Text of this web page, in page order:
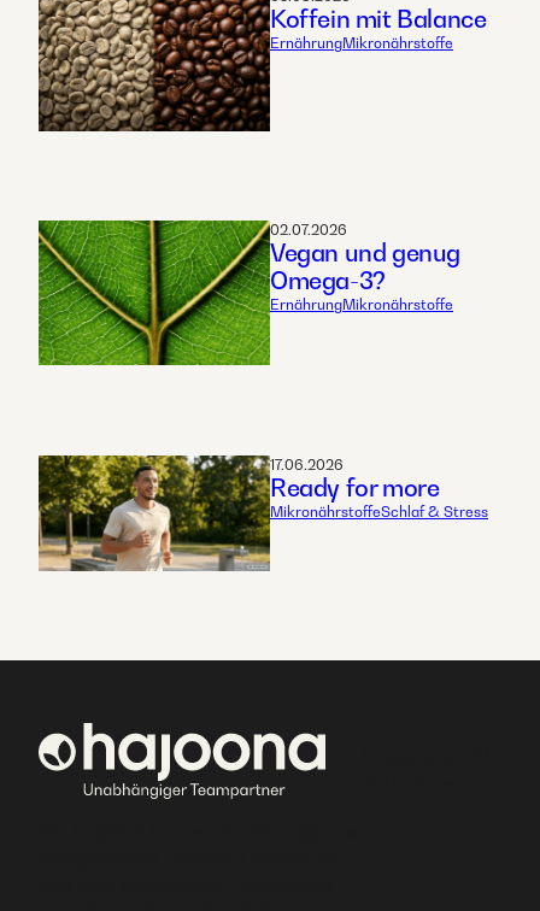
Koffein mit Balance
ErnährungMikronährstoffe
02.07.2026
Vegan und genug
Omega-3?
ErnährungMikronährstoffe
17.06.2026
Ready for more
MikronährstoffeSchlaf & Stress